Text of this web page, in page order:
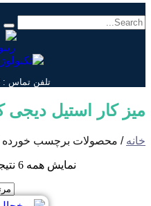
تلفن تماس : 3903-879-0919
میز کار استیل دیجی
خانه / محصولات برچسب خورده
نمایش همه 6 نتیجه